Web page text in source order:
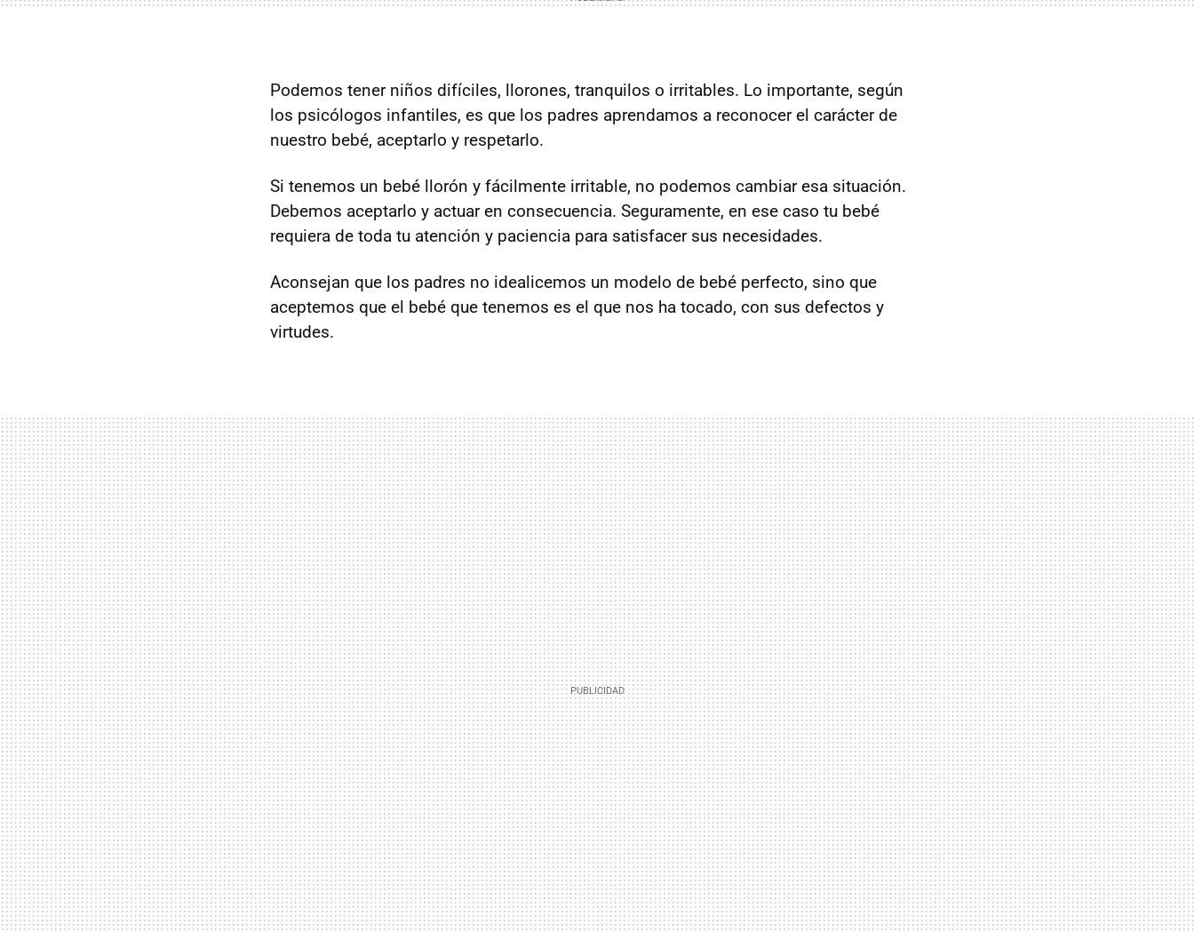
Podemos tener niños difíciles, llorones, tranquilos o irritables. Lo importante, según
los psicólogos infantiles, es que los padres aprendamos a reconocer el carácter de
nuestro bebé, aceptarlo y respetarlo.
Si tenemos un bebé llorón y fácilmente irritable, no podemos cambiar esa situación.
Debemos aceptarlo y actuar en consecuencia. Seguramente, en ese caso tu bebé
requiera de toda tu atención y paciencia para satisfacer sus necesidades.
Aconsejan que los padres no idealicemos un modelo de bebé perfecto, sino que
aceptemos que el bebé que tenemos es el que nos ha tocado, con sus defectos y
virtudes.